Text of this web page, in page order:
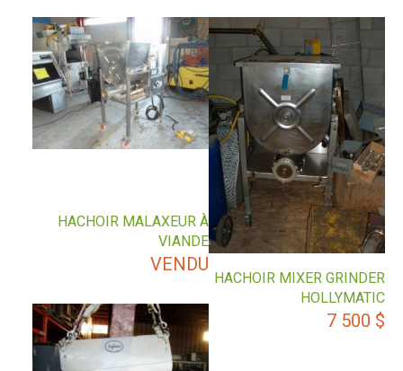
HACHOIR MIXER GRINDER
HOLLYMATIC
7 500 $
HACHOIR MALAXEUR À
VIANDE
VENDU